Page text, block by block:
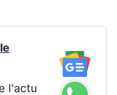
l'actu